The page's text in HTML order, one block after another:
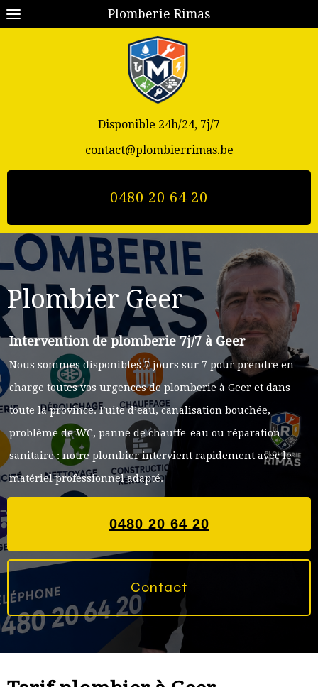
Plomberie Rimas
Disponible 24h/24, 7j/7
contact@plombierrimas.be
0480 20 64 20
Plombier Geer
Intervention de plomberie 7j/7 à Geer
Nous sommes disponibles 7 jours sur 7 pour prendre en
charge toutes vos urgences de plomberie à Geer et dans
toute la province. Fuite d’eau, canalisation bouchée,
problème de WC, panne de chauffe-eau ou réparation
sanitaire : notre plombier intervient rapidement avec le
matériel professionnel adapté.
0480 20 64 20
Contact